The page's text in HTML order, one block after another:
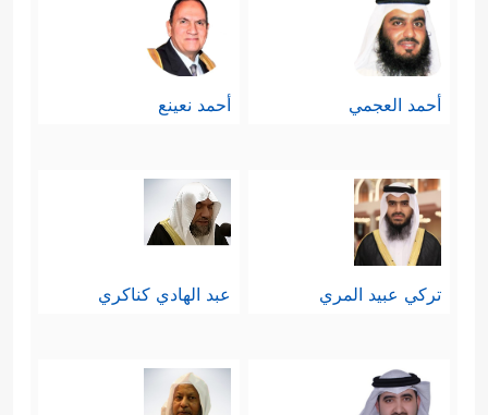
أحمد العجمي أحمد نعينع
تركي عبيد المري عبد الهادي كناكري